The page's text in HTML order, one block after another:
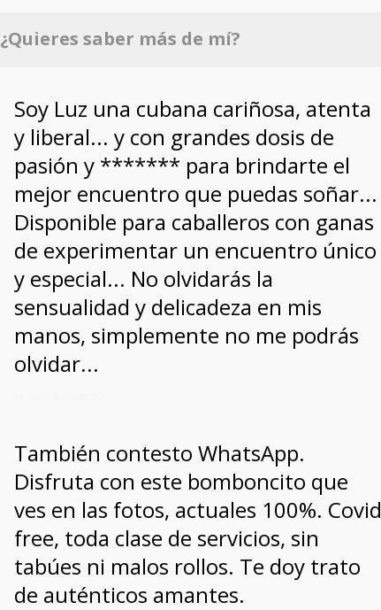
¿Quieres saber más de mí?
Soy Luz una cubana cariñosa, atenta
y liberal... y con grandes dosis de
pasión y ******* para brindarte el
mejor encuentro que puedas soñar...
Disponible para caballeros con ganas
de experimentar un encuentro único
y especial... No olvidarás la
sensualidad y delicadeza en mis
manos, simplemente no me podrás
olvidar...
También contesto WhatsApp.
Disfruta con este bomboncito que
ves en las fotos, actuales 100%. Covid
free, toda clase de servicios, sin
tabúes ni malos rollos. Te doy trato
de auténticos amantes.